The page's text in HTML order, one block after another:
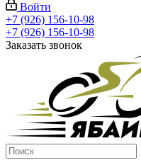
Войти
+7 (926) 156-10-98
+7 (926) 156-10-98
Заказать звонок